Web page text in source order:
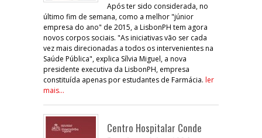
Após ter sido considerada, no
último fim de semana, como a melhor "júnior
empresa do ano" de 2015, a LisbonPH tem agora
novos corpos sociais. "As iniciativas vão ser cada
vez mais direcionadas a todos os intervenientes na
Saúde Pública", explica Sílvia Miguel, a nova
presidente executiva da LisbonPH, empresa
constituída apenas por estudantes de Farmácia. ler
mais...
Centro Hospitalar Conde